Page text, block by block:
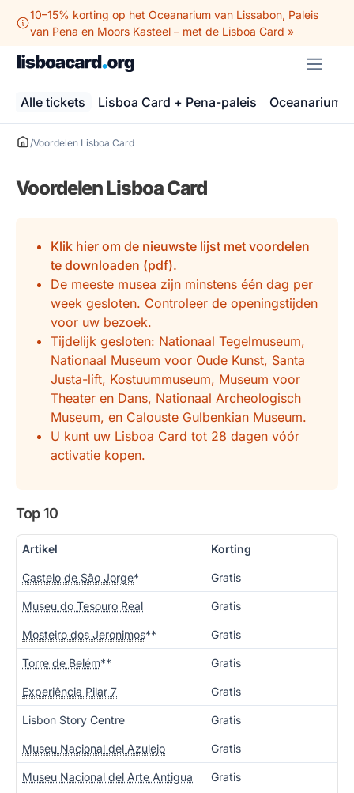
naar
inhoud
10–15% korting op het Oceanarium van Lissabon, Paleis
van Pena en Moors Kasteel – met de Lisboa Card »
Alle tickets Lisboa Card + Pena-paleis Oceanarium
/Voordelen Lisboa Card
Voordelen Lisboa Card
Klik hier om de nieuwste lijst met voordelen
te downloaden (pdf).
De meeste musea zijn minstens één dag per
week gesloten. Controleer de openingstijden
voor uw bezoek.
Tijdelijk gesloten: Nationaal Tegelmuseum,
Nationaal Museum voor Oude Kunst, Santa
Justa-lift, Kostuummuseum, Museum voor
Theater en Dans, Nationaal Archeologisch
Museum, en Calouste Gulbenkian Museum.
U kunt uw Lisboa Card tot 28 dagen vóór
activatie kopen.
Top 10
Artikel Korting
Castelo de São Jorge* Gratis
Museu do Tesouro Real Gratis
Mosteiro dos Jeronimos** Gratis
Torre de Belém** Gratis
Experiência Pilar 7 Gratis
Lisbon Story Centre Gratis
Museu Nacional del Azulejo Gratis
Museu Nacional del Arte Antigua Gratis